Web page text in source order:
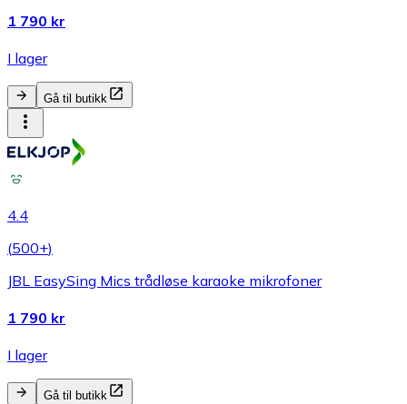
1 790 kr
I lager
Gå til butikk
4.4
(500+)
JBL EasySing Mics trådløse karaoke mikrofoner
1 790 kr
I lager
Gå til butikk